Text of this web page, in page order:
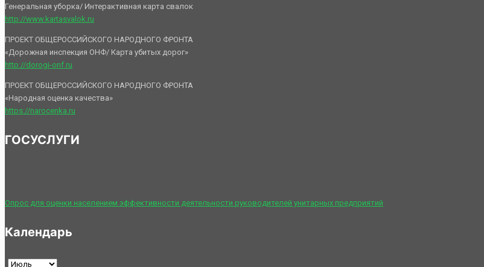
Генеральная уборка/ Интерактивная карта свалок
http://www.kartasvalok.ru
ПРОЕКТ ОБЩЕРОССИЙСКОГО НАРОДНОГО ФРОНТА
«Дорожная инспекция ОНФ/ Карта убитых дорог»
http://dorogi-onf.ru
ПРОЕКТ ОБЩЕРОССИЙСКОГО НАРОДНОГО ФРОНТА
«Народная оценка качества»
https://narocenka.ru
ГОСУСЛУГИ
Опрос для оценки населением эффективности деятельности руководителей унитарных предприятий
Календарь